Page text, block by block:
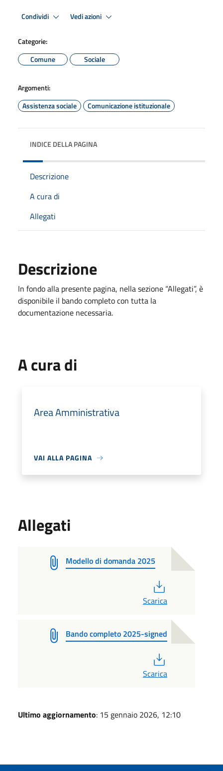
Condividi Vedi azioni
Categorie:
Comune
Sociale
Argomenti:
Assistenza sociale
Comunicazione istituzionale
INDICE DELLA PAGINA
Descrizione
A cura di
Allegati
Descrizione
In fondo alla presente pagina, nella sezione “Allegati”, è
disponibile il bando completo con tutta la
documentazione necessaria.
A cura di
Area Amministrativa
VAI ALLA PAGINA
Allegati
Modello di domanda 2025
Scarica
Bando completo 2025-signed
Scarica
Ultimo aggiornamento: 15 gennaio 2026, 12:10